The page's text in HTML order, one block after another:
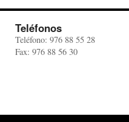
Teléfonos
Teléfono: 976 88 55 28
Fax: 976 88 56 30